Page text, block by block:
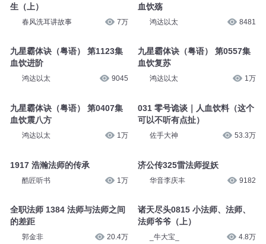
生（上）
春风洗耳讲故事 7万
九星霸体诀（粤语） 第1123集
血饮进阶
鸿达以太 9045
九星霸体诀（粤语） 第0407集
血饮震八方
鸿达以太 1万
全职法师 1384 法师与法师之间
血饮殇
鸿达以太 8481
九星霸体诀（粤语） 第0557集
血饮复苏
鸿达以太 1万
031 零号诡谈｜人血饮料（这个
可以不听有点扯）
佐手大神 53.3万
济公传325雷法师捉妖
华音李庆丰 9182
诸天尽头0815 小法师、法师、
法师爷爷（上）
_牛大宝_ 4.8万